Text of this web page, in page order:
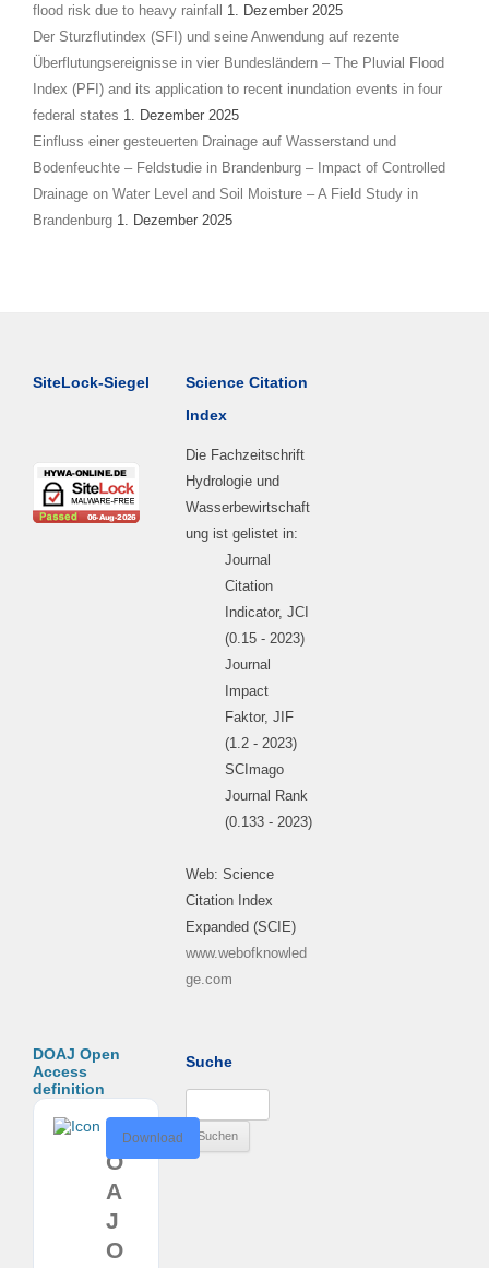
flood risk due to heavy rainfall
1. Dezember 2025
Der Sturzflutindex (SFI) und seine Anwendung auf rezente
Überflutungsereignisse in vier Bundesländern – The Pluvial Flood
Index (PFI) and its application to recent inundation events in four
federal states 1. Dezember 2025
Einfluss einer gesteuerten Drainage auf Wasserstand und
Bodenfeuchte – Feldstudie in Brandenburg – Impact of Controlled
Drainage on Water Level and Soil Moisture – A Field Study in
Brandenburg 1. Dezember 2025
SiteLock-Siegel
Science Citation
Index
Die Fachzeitschrift
Hydrologie und
Wasserbewirtschaft
ung ist gelistet in:
Journal
Citation
Indicator, JCI
(0.15 - 2023)
Journal
Impact
Faktor, JIF
(1.2 - 2023)
SCImago
Journal Rank
(0.133 - 2023)
Web: Science
Citation Index
Expanded (SCIE)
www.webofknowled
ge.com
DOAJ Open
Access
definition
O
A
J
O
Download
Suche
nach: